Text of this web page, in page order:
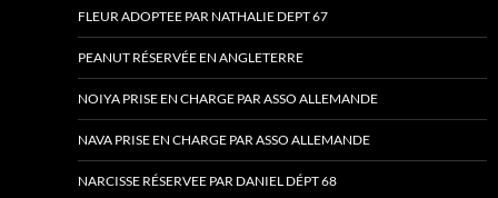
FLEUR ADOPTEE PAR NATHALIE DEPT 67
PEANUT RÉSERVÉE EN ANGLETERRE
NOIYA PRISE EN CHARGE PAR ASSO ALLEMANDE
NAVA PRISE EN CHARGE PAR ASSO ALLEMANDE
NARCISSE RÉSERVEE PAR DANIEL DÉPT 68